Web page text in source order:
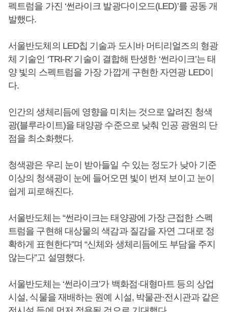
펙트럼을 가진 ‘썬라이크 발광다이오드(LED)’를 공동 개
발했다.
서울반도체의 LED칩 기술과 도시바 머티리얼즈의 형광
체 기술인 ‘TRI-R’ 기술이 결합해 탄생한 ‘썬라이크’는 태
양 빛의 스펙트럼을 가장 가깝게 구현한 자연광 LED이
다.
인간의 생체리듬에 영향을 미치는 것으로 알려진 청색
광(블루라이트)을 태양광 수준으로 낮춰 인공 광원의 단
점을 최소화했다.
청색광은 우리 눈이 받아들일 수 있는 정도가 낮아 기준
이상의 청색광이 눈에 들어오면 빛이 번져 보이고 눈이
쉽게 피로해진다.
서울반도체는 “썬라이크는 태양광에 가장 근접한 스펙
트럼을 구현해 대상물의 색감과 질감을 자연 그대로 정
확하게 표현한다”며 “신체와 생체리듬에도 부담을 주지
않는다”고 설명했다.
서울반도체는 ‘썬라이크’가 백화점·대형마트 등의 상업
시설, 식물을 재배하는 원예 시설, 박물관·전시관과 같은